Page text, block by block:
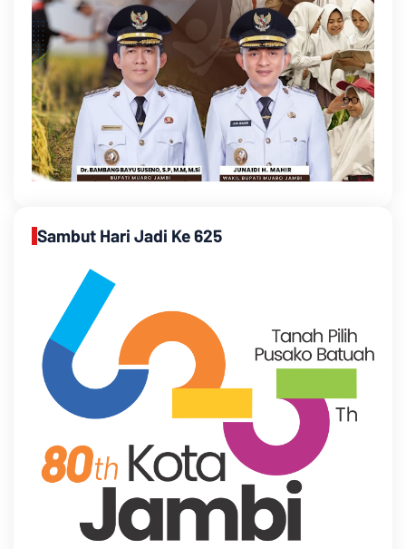
Sambut Hari Jadi Ke 625